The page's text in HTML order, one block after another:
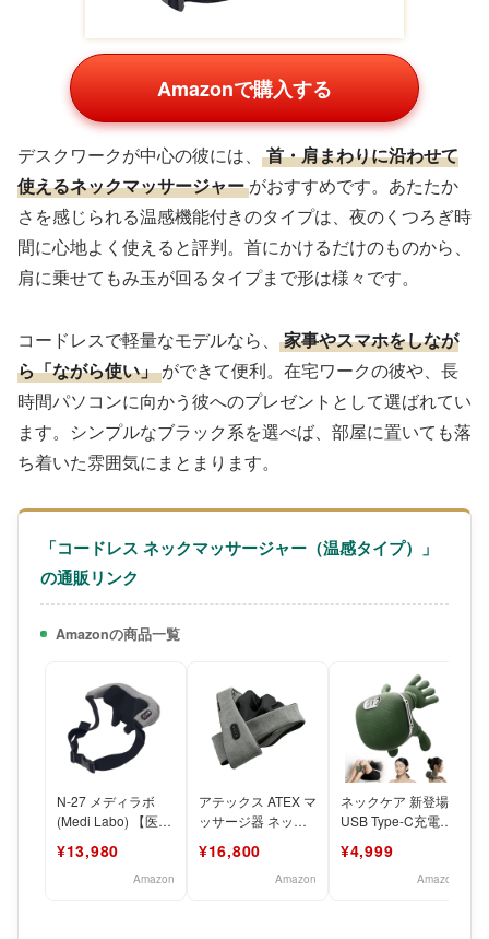
Amazonで購入する
デスクワークが中心の彼には、
首・肩まわりに沿わせて
使えるネックマッサージャー がおすすめです。あたたか
さを感じられる温感機能付きのタイプは、夜のくつろぎ時
間に心地よく使えると評判。首にかけるだけのものから、
肩に乗せてもみ玉が回るタイプまで形は様々です。
コードレスで軽量なモデルなら、
家事やスマホをしなが
ら「ながら使い」 ができて便利。在宅ワークの彼や、長
時間パソコンに向かう彼へのプレゼントとして選ばれてい
ます。シンプルなブラック系を選べば、部屋に置いても落
ち着いた雰囲気にまとまります。
「コードレス ネックマッサージャー（温感タイプ）」
の通販リンク
Amazonの商品一覧
N-27 メディラボ
(Medi Labo) 【医療
マッサージャ
¥13,980
Amazon
アテックス ATEX マ
ッサージ器 ネック
ッサージ 首 肩 コ
¥16,800
Amazon
ネックケア 新登場
USB Type-C充電式
軽量 静音
¥4,999
Amazon